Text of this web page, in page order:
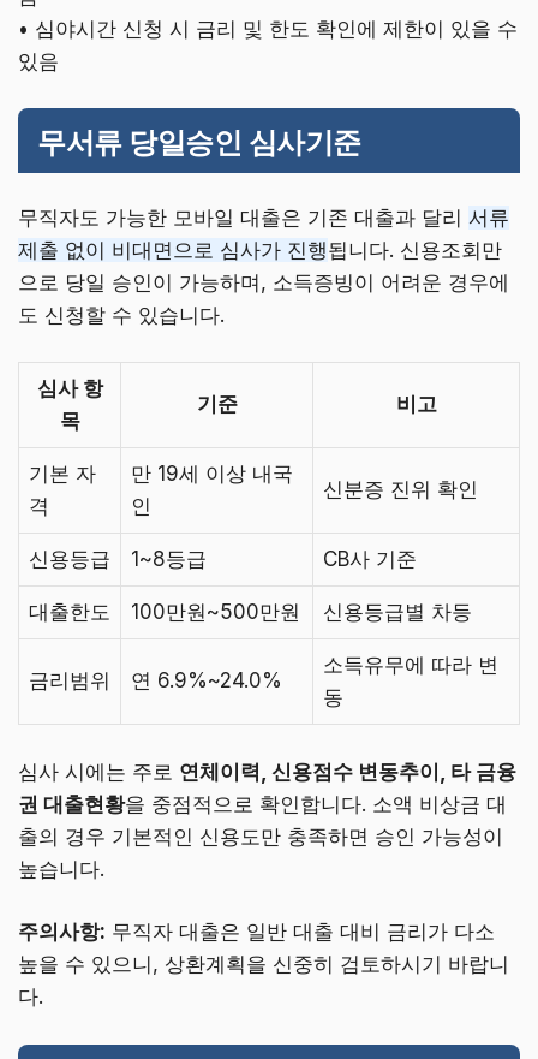
• 심야시간 신청 시 금리 및 한도 확인에 제한이 있을 수
있음
무서류 당일승인 심사기준
무직자도 가능한 모바일 대출은 기존 대출과 달리 서류
제출 없이 비대면으로 심사가 진행됩니다. 신용조회만
으로 당일 승인이 가능하며, 소득증빙이 어려운 경우에
도 신청할 수 있습니다.
심사 항
목
기준 비고
기본 자
격
만 19세 이상 내국
인
신분증 진위 확인
신용등급 1~8등급 CB사 기준
대출한도 100만원~500만원 신용등급별 차등
금리범위 연 6.9%~24.0%
소득유무에 따라 변
동
심사 시에는 주로 연체이력, 신용점수 변동추이, 타 금융
권 대출현황을 중점적으로 확인합니다. 소액 비상금 대
출의 경우 기본적인 신용도만 충족하면 승인 가능성이
높습니다.
주의사항: 무직자 대출은 일반 대출 대비 금리가 다소
높을 수 있으니, 상환계획을 신중히 검토하시기 바랍니
다.